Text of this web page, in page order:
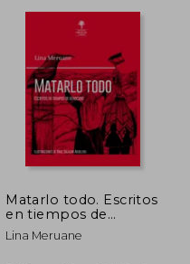
Matarlo todo. Escritos
en tiempos de
genocidio (libro
ilustrado por Raúl
Lina Meruane